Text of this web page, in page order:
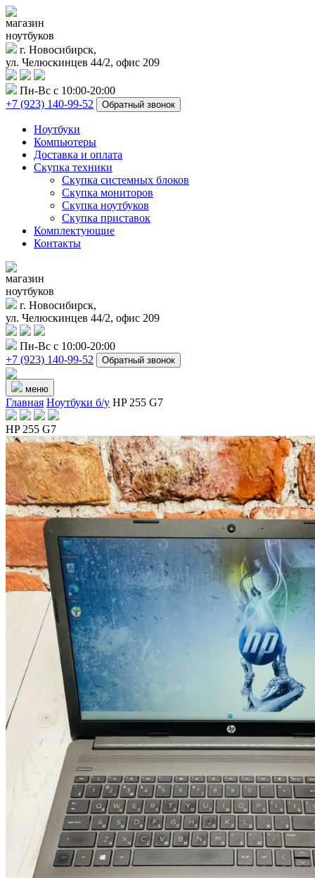
магазин
ноутбуков
г. Новосибирск,
ул. Челюскинцев 44/2, офис 209
Пн-Вс с 10:00-20:00
+7 (923) 140-99-52
Обратный звонок
Ноутбуки
Компьютеры
Доставка и оплата
Скупка техники
Скупка системных блоков
Скупка мониторов
Скупка ноутбуков
Скупка приставок
Комплектующие
Контакты
магазин
ноутбуков
г. Новосибирск,
ул. Челюскинцев 44/2, офис 209
Пн-Вс с 10:00-20:00
+7 (923) 140-99-52
Обратный звонок
меню
Главная Ноутбуки б/у HP 255 G7
HP 255 G7